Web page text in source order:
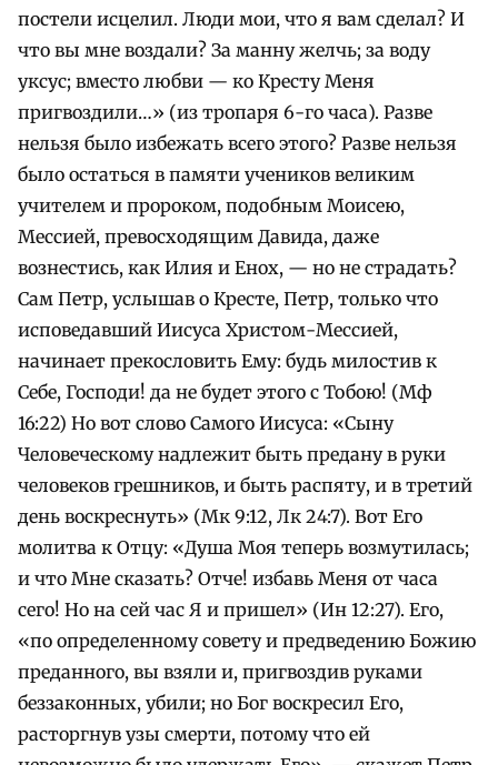
постели исцелил. Люди мои, что я вам сделал? И
что вы мне воздали? За манну желчь; за воду
уксус; вместо любви — ко Кресту Меня
пригвоздили…» (из тропаря 6-го часа). Разве
нельзя было избежать всего этого? Разве нельзя
было остаться в памяти учеников великим
учителем и пророком, подобным Моисею,
Мессией, превосходящим Давида, даже
вознестись, как Илия и Енох, — но не страдать?
Сам Петр, услышав о Кресте, Петр, только что
исповедавший Иисуса Христом-Мессией,
начинает прекословить Ему: будь милостив к
Себе, Господи! да не будет этого с Тобою! (Мф
16:22) Но вот слово Самого Иисуса: «Сыну
Человеческому надлежит быть предану в руки
человеков грешников, и быть распяту, и в третий
день воскреснуть» (Мк 9:12, Лк 24:7). Вот Его
молитва к Отцу: «Душа Моя теперь возмутилась;
и что Мне сказать? Отче! избавь Меня от часа
сего! Но на сей час Я и пришел» (Ин 12:27). Его,
«по определенному совету и предведению Божию
преданного, вы взяли и, пригвоздив руками
беззаконных, убили; но Бог воскресил Его,
расторгнув узы смерти, потому что ей